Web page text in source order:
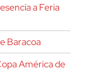
a Feria
Baracoa
América de